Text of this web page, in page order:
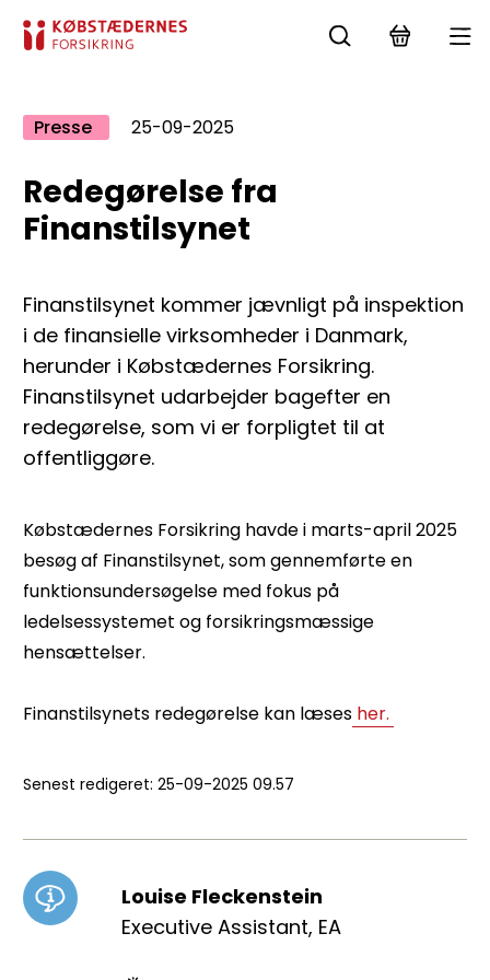
Presse 25-09-2025
Redegørelse fra
Finanstilsynet
Finanstilsynet kommer jævnligt på inspektion
i de finansielle virksomheder i Danmark,
herunder i Købstædernes Forsikring.
Finanstilsynet udarbejder bagefter en
redegørelse, som vi er forpligtet til at
offentliggøre.
Købstædernes Forsikring havde i marts-april 2025
besøg af Finanstilsynet, som gennemførte en
funktionsundersøgelse med fokus på
ledelsessystemet og forsikringsmæssige
hensættelser.
Finanstilsynets redegørelse kan læses her.
Senest redigeret: 25-09-2025 09.57
Louise Fleckenstein
Executive Assistant, EA